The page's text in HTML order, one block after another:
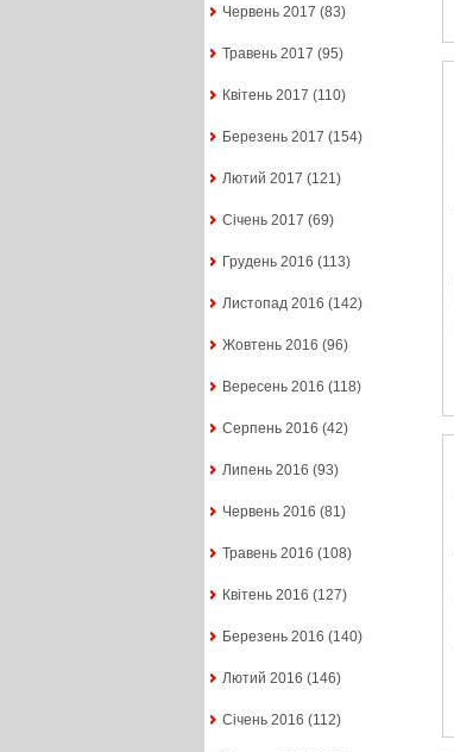
Червень 2017 (83)
Травень 2017 (95)
Квітень 2017 (110)
Березень 2017 (154)
Лютий 2017 (121)
Січень 2017 (69)
Грудень 2016 (113)
Листопад 2016 (142)
Жовтень 2016 (96)
Вересень 2016 (118)
Серпень 2016 (42)
Липень 2016 (93)
Червень 2016 (81)
Травень 2016 (108)
Квітень 2016 (127)
Березень 2016 (140)
Лютий 2016 (146)
Січень 2016 (112)